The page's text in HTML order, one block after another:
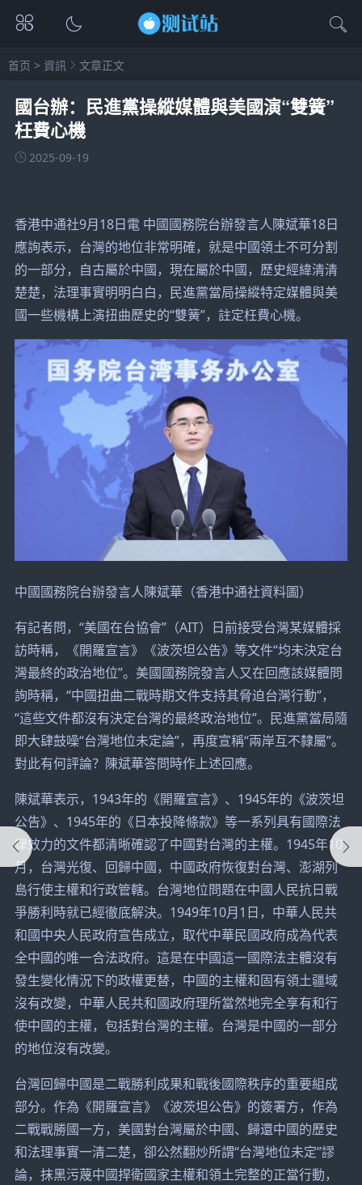
首页 > 資訊 文章正文
國台辦：民進黨操縱媒體與美國演“雙簧”
枉費心機
2025-09-19
香港中通社9月18日電 中國國務院台辦發言人陳斌華18日
應詢表示，台灣的地位非常明確，就是中國領土不可分割
的一部分，自古屬於中國，現在屬於中國，歷史經緯清清
楚楚，法理事實明明白白，民進黨當局操縱特定媒體與美
國一些機構上演扭曲歷史的“雙簧”，註定枉費心機。
中國國務院台辦發言人陳斌華（香港中通社資料圖）
有記者問，“美國在台協會”（AIT）日前接受台灣某媒體採
訪時稱，《開羅宣言》《波茨坦公告》等文件“均未決定台
灣最終的政治地位”。美國國務院發言人又在回應該媒體問
詢時稱，“中國扭曲二戰時期文件支持其脅迫台灣行動”，
“這些文件都沒有決定台灣的最終政治地位”。民進黨當局隨
即大肆鼓噪“台灣地位未定論”，再度宣稱“兩岸互不隸屬”。
對此有何評論？陳斌華答問時作上述回應。
陳斌華表示，1943年的《開羅宣言》、1945年的《波茨坦
公告》、1945年的《日本投降條款》等一系列具有國際法
律效力的文件都清晰確認了中國對台灣的主權。1945年10
月，台灣光復、回歸中國，中國政府恢復對台灣、澎湖列
島行使主權和行政管轄。台灣地位問題在中國人民抗日戰
爭勝利時就已經徹底解決。1949年10月1日，中華人民共
和國中央人民政府宣告成立，取代中華民國政府成為代表
全中國的唯一合法政府。這是在中國這一國際法主體沒有
發生變化情況下的政權更替，中國的主權和固有領土疆域
沒有改變，中華人民共和國政府理所當然地完全享有和行
使中國的主權，包括對台灣的主權。台灣是中國的一部分
的地位沒有改變。
台灣回歸中國是二戰勝利成果和戰後國際秩序的重要組成
部分。作為《開羅宣言》《波茨坦公告》的簽署方，作為
二戰戰勝國一方，美國對台灣屬於中國、歸還中國的歷史
和法理事實一清二楚，卻公然翻炒所謂“台灣地位未定”謬
論，抹黑污蔑中國捍衛國家主權和領土完整的正當行動，